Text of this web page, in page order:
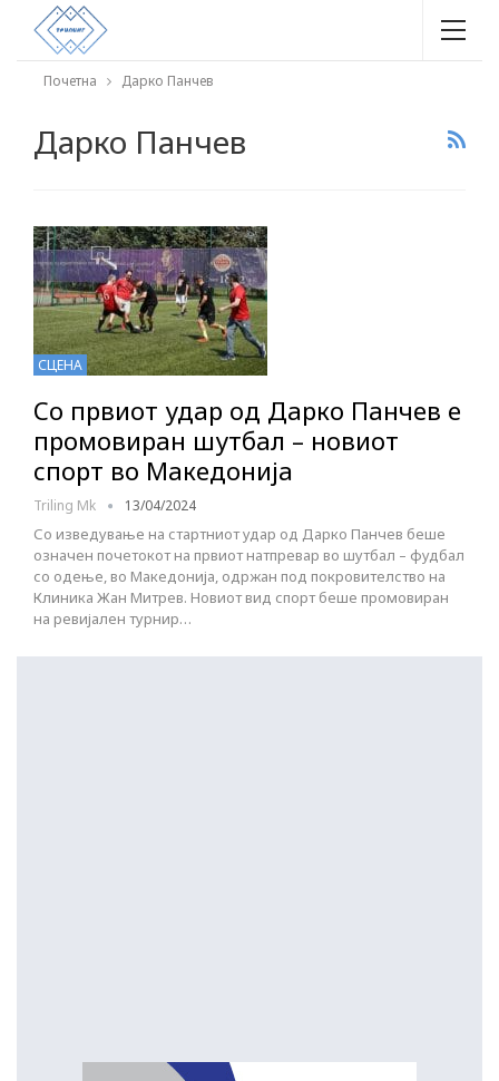
Почетна Дарко Панчев
Дарко Панчев
СЦЕНА
Со првиот удар од Дарко Панчев е
промовиран шутбал – новиот
спорт во Македонија
Triling Mk 13/04/2024
Со изведување на стартниот удар од Дарко Панчев беше
означен почетокот на првиот натпревар во шутбал – фудбал
со одење, во Македонија, одржан под покровителство на
Клиника Жан Митрев. Новиот вид спорт беше промовиран
на ревијален турнир…